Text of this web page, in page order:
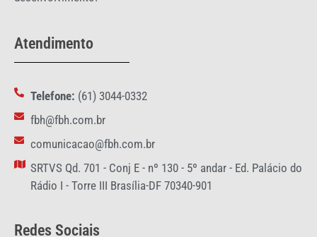
Atendimento
Telefone: (61) 3044-0332
fbh@fbh.com.br
comunicacao@fbh.com.br
SRTVS Qd. 701 - Conj E - nº 130 - 5º andar - Ed. Palácio do
Rádio I - Torre III Brasília-DF 70340-901
Redes Sociais